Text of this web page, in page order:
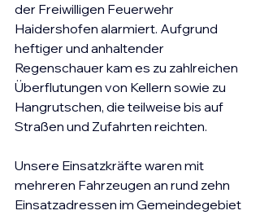
der Freiwilligen Feuerwehr
Haidershofen alarmiert. Aufgrund
heftiger und anhaltender
Regenschauer kam es zu zahlreichen
Überflutungen von Kellern sowie zu
Hangrutschen, die teilweise bis auf
Straßen und Zufahrten reichten.
Unsere Einsatzkräfte waren mit
mehreren Fahrzeugen an rund zehn
Einsatzadressen im Gemeindegebiet